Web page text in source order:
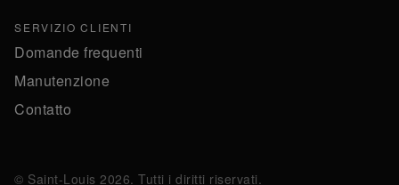
SERVIZIO CLIENTI
Domande frequenti
Manutenzione
Contatto
© Saint-Louis 2026. Tutti i diritti riservati.